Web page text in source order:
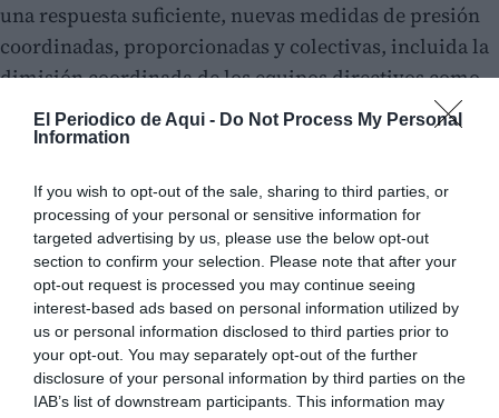
El Periodico de Aqui - Do Not Process My Personal
Information
If you wish to opt-out of the sale, sharing to third parties, or
processing of your personal or sensitive information for
targeted advertising by us, please use the below opt-out
section to confirm your selection. Please note that after your
opt-out request is processed you may continue seeing
interest-based ads based on personal information utilized by
us or personal information disclosed to third parties prior to
your opt-out. You may separately opt-out of the further
disclosure of your personal information by third parties on the
IAB’s list of downstream participants. This information may
una respuesta suficiente, nuevas medidas de presión
coordinadas, proporcionadas y colectivas, incluida la
dimisión coordinada de los equipos directivos como
medida extrema, hasta la resolución" de las
reivindicaciones planteadas por los sindicatos y
CSIF y ANPE).